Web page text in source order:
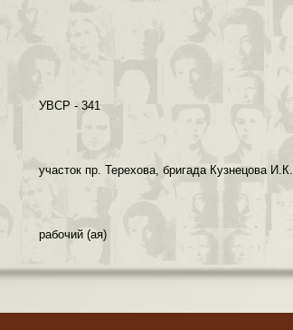
УВСР - 341
участок пр. Терехова, бригада Кузнецова И.К.
рабочий (ая)